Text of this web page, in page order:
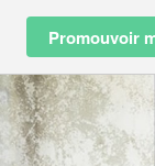
Promouvoir